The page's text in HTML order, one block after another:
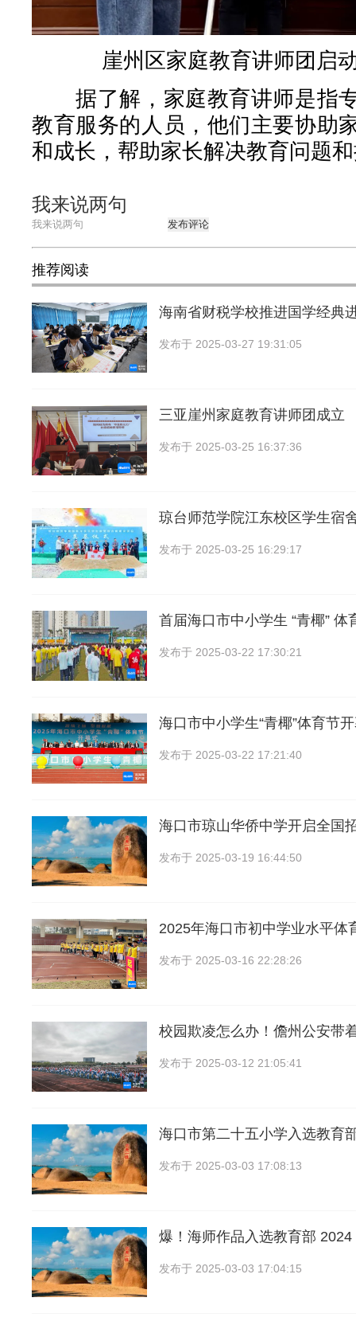
崖州区家庭教育讲师团启
据了解，家庭教育讲师是指
教育服务的人员，他们主要协助
和成长，帮助家长解决教育问题
我来说两句
发布评论
推荐阅读
海南省财税学校推进国学经典
发布于 2025-03-27 19:31:05
三亚崖州家庭教育讲师团成立
发布于 2025-03-25 16:37:36
琼台师范学院江东校区学生宿
发布于 2025-03-25 16:29:17
首届海口市中小学生 “青椰” 体
发布于 2025-03-22 17:30:21
海口市中小学生“青椰”体育节
发布于 2025-03-22 17:21:40
海口市琼山华侨中学开启全国
发布于 2025-03-19 16:44:50
2025年海口市初中学业水平体
发布于 2025-03-16 22:28:26
校园欺凌怎么办！儋州公安带
发布于 2025-03-12 21:05:41
海口市第二十五小学入选教育
发布于 2025-03-03 17:08:13
爆！海师作品入选教育部 2024
发布于 2025-03-03 17:04:15